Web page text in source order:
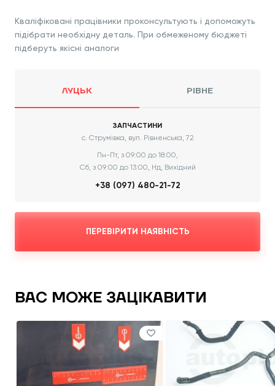
Кваліфіковані працівники проконсультують і допоможуть
підібрати необхідну деталь. При обмеженому бюджеті
підберуть якісні аналоги
ЛУЦЬК РІВНЕ
ЗАПЧАСТИНИ
с. Струмівка, вул. Рівненська, 72
Пн-Пт, з 09:00 до 18:00,
Сб, з 09:00 до 13:00, Нд, Вихідний
+38 (097) 480-21-72
ПЕРЕВІРИТИ НАЯВНІСТЬ
ВАС МОЖЕ ЗАЦІКАВИТИ